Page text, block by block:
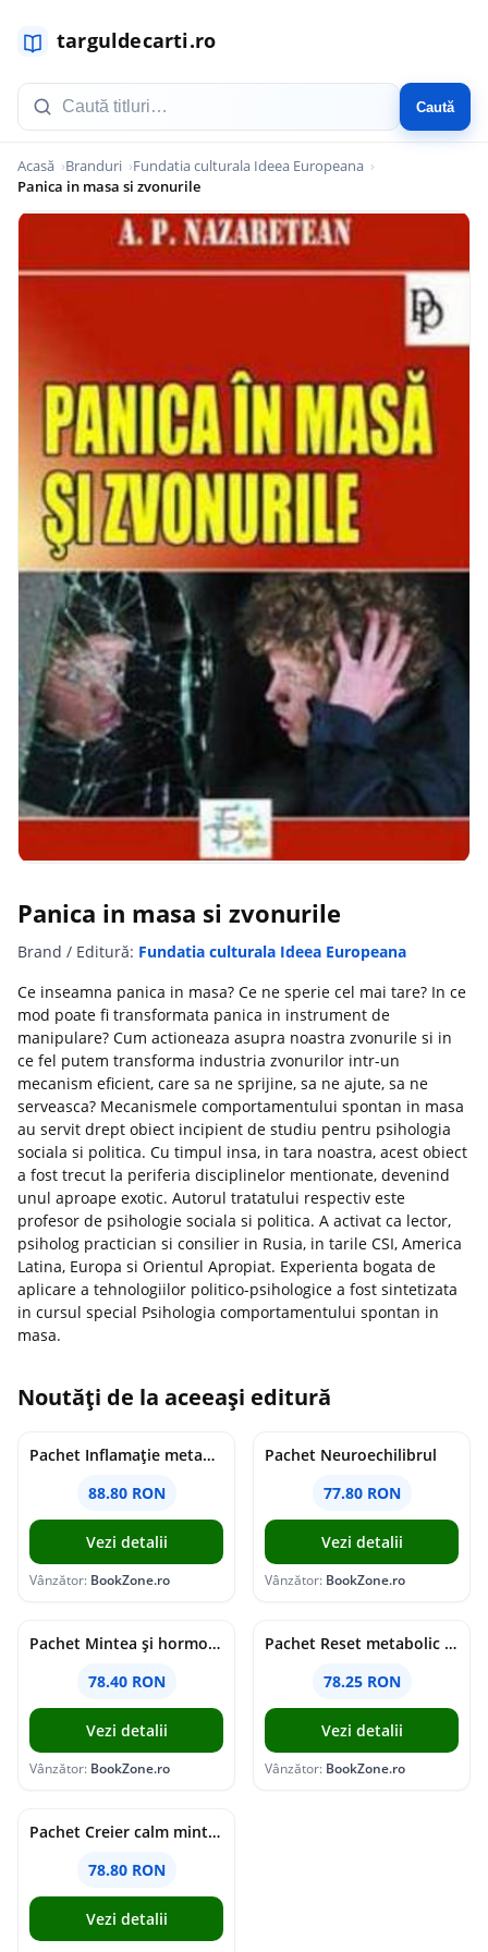
Caută
Acasă Branduri
Fundatia culturala Ideea Europeana
Panica in masa si zvonurile
Panica in masa si zvonurile
Brand / Editură: Fundatia culturala Ideea Europeana
Ce inseamna panica in masa? Ce ne sperie cel mai tare? In ce
mod poate fi transformata panica in instrument de
manipulare? Cum actioneaza asupra noastra zvonurile si in
ce fel putem transforma industria zvonurilor intr-un
mecanism eficient, care sa ne sprijine, sa ne ajute, sa ne
serveasca? Mecanismele comportamentului spontan in masa
au servit drept obiect incipient de studiu pentru psihologia
sociala si politica. Cu timpul insa, in tara noastra, acest obiect
a fost trecut la periferia disciplinelor mentionate, devenind
unul aproape exotic. Autorul tratatului respectiv este
profesor de psihologie sociala si politica. A activat ca lector,
psiholog practician si consilier in Rusia, in tarile CSI, America
Latina, Europa si Orientul Apropiat. Experienta bogata de
aplicare a tehnologiilor politico-psihologice a fost sintetizata
in cursul special Psihologia comportamentului spontan in
masa.
Noutăți de la aceeași editură
Pachet Inflamație metabolism și creier
88.80 RON
Vezi detalii
Vânzător: BookZone.ro
Pachet Neuroechilibrul
77.80 RON
Vezi detalii
Vânzător: BookZone.ro
Pachet Mintea și hormonii tăi
78.40 RON
Vezi detalii
Vânzător: BookZone.ro
Pachet Reset metabolic complet
78.25 RON
Vezi detalii
Vânzător: BookZone.ro
Pachet Creier calm minte puternică
78.80 RON
Vezi detalii